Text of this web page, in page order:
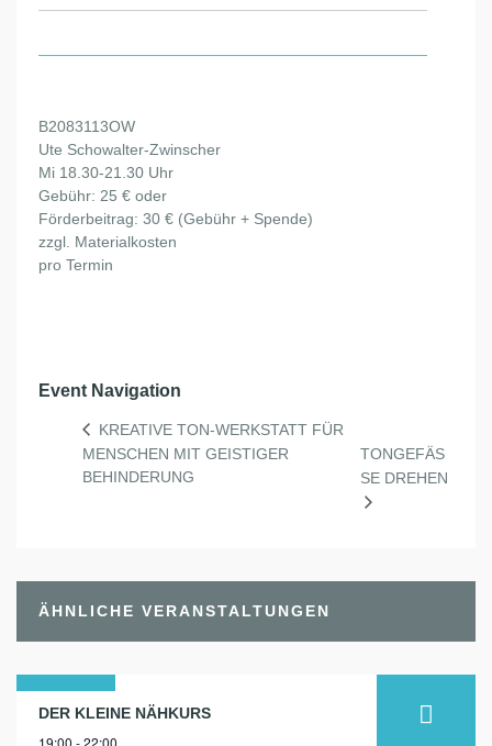
B2083113OW
Ute Schowalter-Zwinscher
Mi 18.30-21.30 Uhr
Gebühr: 25 € oder
Förderbeitrag: 30 € (Gebühr + Spende)
zzgl. Materialkosten
pro Termin
Event Navigation
KREATIVE TON-WERKSTATT FÜR
MENSCHEN MIT GEISTIGER
BEHINDERUNG
TONGEFÄSS
E DREHEN
ÄHNLICHE VERANSTALTUNGEN
31
DER KLEINE NÄHKURS